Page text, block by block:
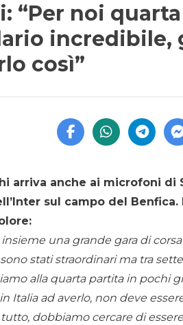
“Per noi
incredibile,
così”
arriva anche ai microfoni di
sul campo del
una grande gara di
sono stati straordinari ma tra
alla quarta partita in pochi
Italia ad averlo, non deve
dobbiamo cercare di